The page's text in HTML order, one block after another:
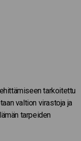
tarkoitettu
valtion virastoja ja
tarpeiden